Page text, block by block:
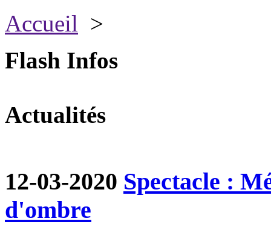
Accueil >
Flash Infos
Actualités
12-03-2020 Spectacle :
d'ombre